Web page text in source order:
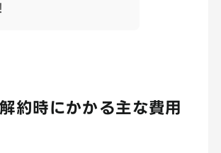
約時にかかる主な費用